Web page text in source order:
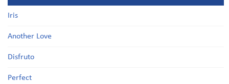
Iris
Another Love
Disfruto
Perfect